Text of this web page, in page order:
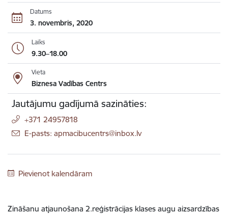
Datums
3. novembris, 2020
Laiks
9.30–18.00
Vieta
Biznesa Vadības Centrs
Jautājumu gadījumā sazināties:
+371 24957818
E-pasts: apmacibucentrs@inbox.lv
Pievienot kalendāram
Zināšanu atjaunošana 2.reģistrācijas klases augu aizsardzības